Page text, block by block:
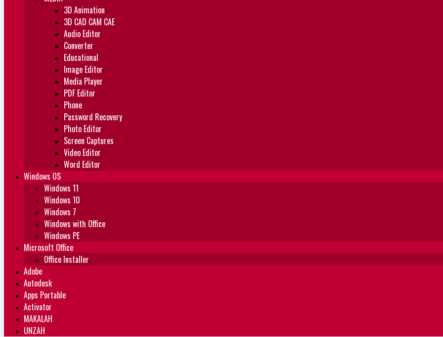
3D Animation
3D CAD CAM CAE
Audio Editor
Converter
Educational
Image Editor
Media Player
PDF Editor
Phone
Password Recovery
Photo Editor
Screen Captures
Video Editor
Word Editor
Windows OS
Windows 11
Windows 10
Windows 7
Windows with Office
Windows PE
Microsoft Office
Office Installer
Adobe
Autodesk
Apps Portable
Activator
MAKALAH
UNZAH